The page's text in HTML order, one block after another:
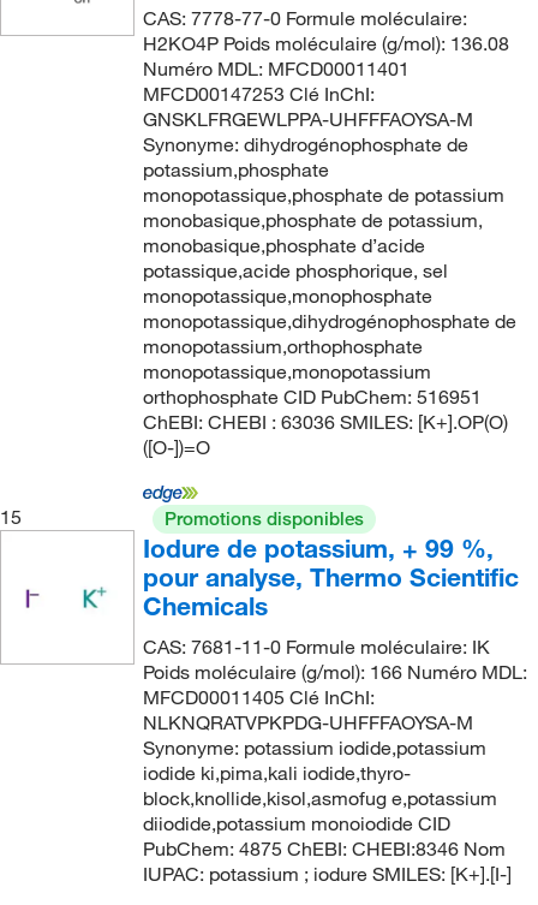
CAS: 7778-77-0 Formule moléculaire:
H2KO4P Poids moléculaire (g/mol): 136.08
Numéro MDL: MFCD00011401
MFCD00147253 Clé InChI:
GNSKLFRGEWLPPA-UHFFFAOYSA-M
Synonyme: dihydrogénophosphate de
potassium,phosphate
monopotassique,phosphate de potassium
monobasique,phosphate de potassium,
monobasique,phosphate d’acide
potassique,acide phosphorique, sel
monopotassique,monophosphate
monopotassique,dihydrogénophosphate de
monopotassium,orthophosphate
monopotassique,monopotassium
orthophosphate CID PubChem: 516951
ChEBI: CHEBI : 63036 SMILES: [K+].OP(O)
([O-])=O
15 Promotions disponibles
Iodure de potassium, + 99 %,
pour analyse, Thermo Scientific
Chemicals
CAS: 7681-11-0 Formule moléculaire: IK
Poids moléculaire (g/mol): 166 Numéro MDL:
MFCD00011405 Clé InChI:
NLKNQRATVPKPDG-UHFFFAOYSA-M
Synonyme: potassium iodide,potassium
iodide ki,pima,kali iodide,thyro-
block,knollide,kisol,asmofug e,potassium
diiodide,potassium monoiodide CID
PubChem: 4875 ChEBI: CHEBI:8346 Nom
IUPAC: potassium ; iodure SMILES: [K+].[I-]